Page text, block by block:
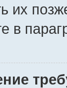
их
в